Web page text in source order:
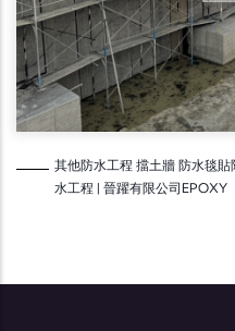
其他防水工程 擋土牆 防水毯
水工程 | 晉躍有限公司EPOXY